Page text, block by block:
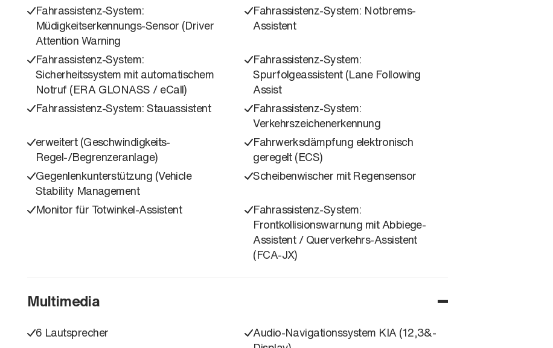
Fahrassistenz-System:
Müdigkeitserkennungs-Sensor (Driver
Attention Warning
Fahrassistenz-System: Notbrems-
Assistent
Fahrassistenz-System:
Sicherheitssystem mit automatischem
Notruf (ERA GLONASS / eCall)
Fahrassistenz-System:
Spurfolgeassistent (Lane Following
Assist
Fahrassistenz-System: Stauassistent
Fahrassistenz-System:
Verkehrszeichenerkennung
erweitert (Geschwindigkeits-
Regel-/Begrenzeranlage)
Fahrwerksdämpfung elektronisch
geregelt (ECS)
Gegenlenkunterstützung (Vehicle
Stability Management
Scheibenwischer mit Regensensor
Monitor für Totwinkel-Assistent
Fahrassistenz-System:
Frontkollisionswarnung mit Abbiege-
Assistent / Querverkehrs-Assistent
(FCA-JX)
Multimedia
6 Lautsprecher
Audio-Navigationssystem KIA (12,3&-